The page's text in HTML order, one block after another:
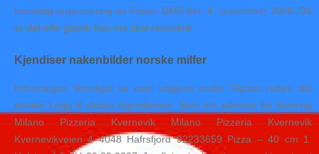
framtidig organisering av Fosen DMS den 4. september 2008. Då
er det ofte gamle hus me skal renovera.
Kjendiser nakenbilder norske milfer
Informasjon Vennligst se over valgene under Tilpass retten slik
ønsker Legg til ekstra ingredienser Skriv inn adresse for levering
Milano Pizzeria Kvernevik Milano Pizzeria Kvernevik
Kvernevikveien 4 4048 Hafrsfjord 92233659 Pizza – 40 cm 1.